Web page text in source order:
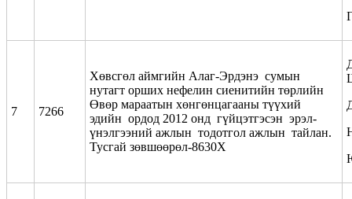
7 7266
Хөвсгөл аймгийн Алаг-Эрдэнэ сумын
нутагт орших нефелин сиенитийн төрлийн
Өвөр мараатын хөнгөнцагааны түүхий
эдийн ордод 2012 онд гүйцэтгэсэн эрэл-
үнэлгээний ажлын тодотгол ажлын тайлан.
Тусгай зөвшөөрөл-8630Х